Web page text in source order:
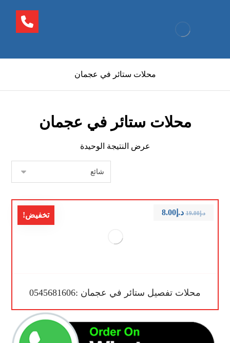
محلات ستائر في عجمان
محلات ستائر في عجمان
عرض النتيجة الوحيدة
تخفيض!
محلات تفصيل ستائر في عجمان :0545681606
د.إ19.00 د.إ8.00